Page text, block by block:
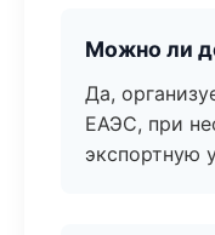
Можно ли
Да,
ЕАЭС, при
экспортную